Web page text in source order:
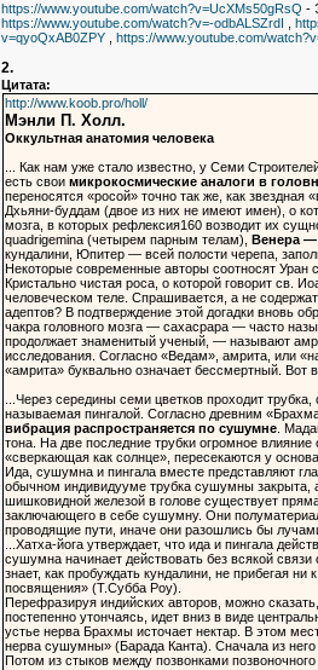
https://www.youtube.com/watch?v=UcXMs50gRsQ -
https://www.youtube.com/watch?v=-odbALSZrdI
v=qyoQxAB0ZPY, https://www.youtube.com/
2.
Цитата:
http://www.koob.pro/holl/
Мэнли П. Холл.
Оккультная анатомия человека
... Как нам уже стало известно, у Семи
есть свои микрокосмические аналоги в
переносятся «росой» точно так же, как
Дхьяни-буддам (двое из них не имеют имен), о
мозга, в которых рефлексия160 возводит их
quadrigemina (четырем парным телам),
Венера
кундалини, Юпитер — всей полости черепа,
Некоторые современные авторы соотносят
Кристально чистая роса, о которой говорит св.
человеческом теле. Спрашивается, а не
адептов? В подтверждение этой догадки вновь
чакра головного мозга — сахасрара — часто
продолжает знаменитый ученый, — называют
исследования. Согласно «Ведам», амрита, или
«амрита» буквально означает бессмертный. Вот
...Через середины семи цветков проходит
называемая пингалой. Согласно древним
вибрация распространяется по сушумне.
тона. На две последние трубки огромное
«сверкающая как солнце», пересекаются у
Ида, сушумна и пингала вместе представляют
обычном индивидууме трубка сушумны закрыта,
шишковидной железой в голове существует
заключающего в себе сушумну. Они
проводящие пути, иначе они разошлись бы
...Хатха-йога утверждает, что ида и пингала
сушумна начинает действовать без всякой
знает, как пробуждать кундалини, не прибегая
посвящения» (Т.Субба Роу).
Перефразируя индийских авторов, можно
постепенно утончаясь, идет вниз в виде
устье нерва Брахмы источает нектар. В этом
нерва сушумны» (Барада Канта). Сначала из
Потом из стыков между позвонками